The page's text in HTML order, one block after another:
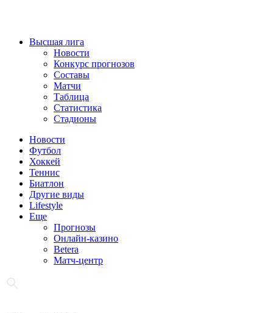
Высшая лига
Новости
Конкурс прогнозов
Составы
Матчи
Таблица
Статистика
Стадионы
Новости
Футбол
Хоккей
Теннис
Биатлон
Другие виды
Lifestyle
Еще
Прогнозы
Онлайн-казино
Betera
Матч-центр